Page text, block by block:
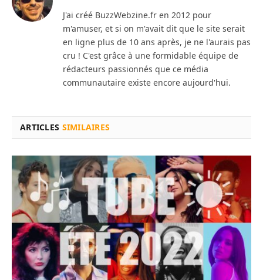
J'ai créé BuzzWebzine.fr en 2012 pour
m'amuser, et si on m'avait dit que le site serait
en ligne plus de 10 ans après, je ne l'aurais pas
cru ! C'est grâce à une formidable équipe de
rédacteurs passionnés que ce média
communautaire existe encore aujourd'hui.
ARTICLES SIMILAIRES